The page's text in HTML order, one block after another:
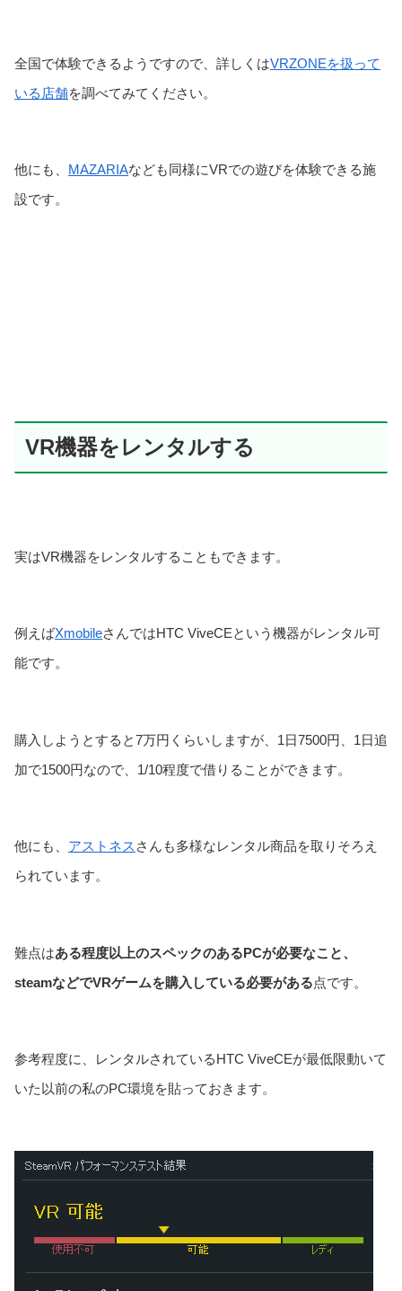
全国で体験できるようですので、詳しくはVRZONEを扱って
いる店舗を調べてみてください。
他にも、 MAZARIAなども同様にVRでの遊びを体験できる施
設です。
VR機器をレンタルする
実はVR機器をレンタルすることもできます。
例えばXmobileさんではHTC ViveCEという機器がレンタル可
能です。
購入しようとすると7万円くらいしますが、1日7500円、1日追
加で1500円なので、1/10程度で借りることができます。
他にも、 アストネス さんも多様なレンタル商品を取りそろえ
られています。
難点はある程度以上のスペックのあるPCが必要なこと、
steamなどでVRゲームを購入している必要がある点です。
参考程度に、レンタルされているHTC ViveCEが最低限動いて
いた以前の私のPC環境を貼っておきます。